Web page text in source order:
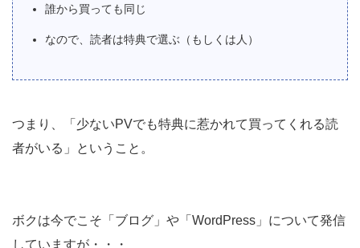
誰から買っても同じ
なので、読者は特典で選ぶ（もしくは人）
つまり、「少ないPVでも特典に惹かれて買ってくれる読
者がいる」ということ。
ボクは今でこそ「ブログ」や「WordPress」について発信
していますが・・・